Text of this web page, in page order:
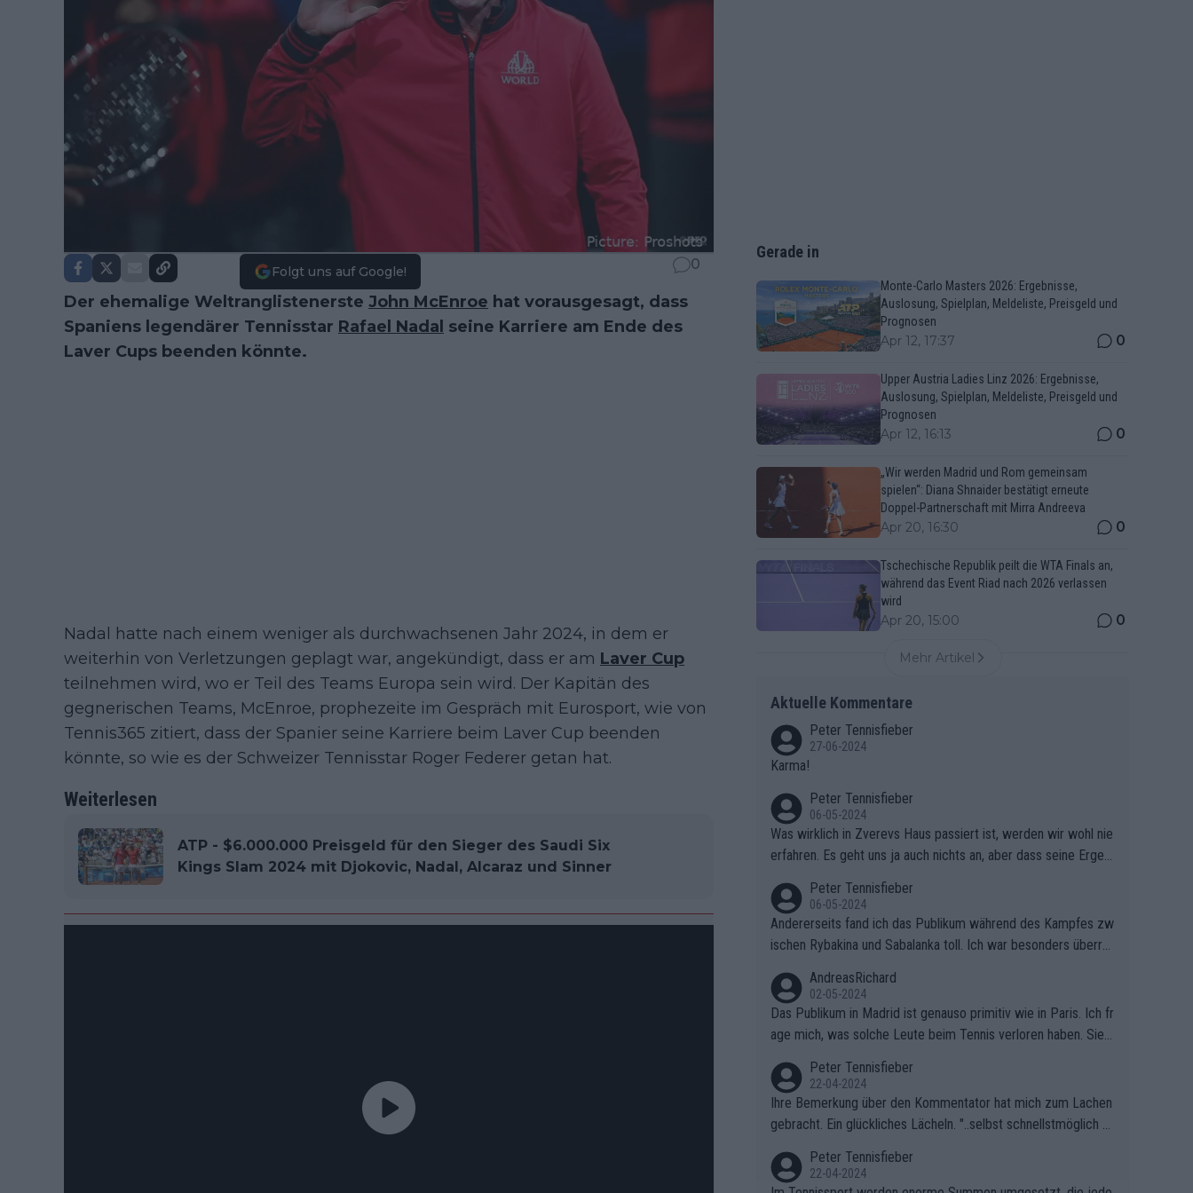
Folgt uns auf Google! 0
Der ehemalige Weltranglistenerste John McEnroe hat vorausgesagt, dass
Spaniens legendärer Tennisstar Rafael Nadal seine Karriere am Ende des
Laver Cups beenden könnte.
Nadal hatte nach einem weniger als durchwachsenen Jahr 2024, in dem er
weiterhin von Verletzungen geplagt war, angekündigt, dass er am Laver Cup
teilnehmen wird, wo er Teil des Teams Europa sein wird. Der Kapitän des
gegnerischen Teams, McEnroe, prophezeite im Gespräch mit Eurosport, wie von
Tennis365 zitiert, dass der Spanier seine Karriere beim Laver Cup beenden
könnte, so wie es der Schweizer Tennisstar Roger Federer getan hat.
Weiterlesen
ATP - $6.000.000 Preisgeld für den Sieger des Saudi Six
Kings Slam 2024 mit Djokovic, Nadal, Alcaraz und Sinner
Gerade in
Monte-Carlo Masters 2026: Ergebnisse,
Auslosung, Spielplan, Meldeliste, Preisgeld und
Prognosen
Apr 12, 17:37 0
Upper Austria Ladies Linz 2026: Ergebnisse,
Auslosung, Spielplan, Meldeliste, Preisgeld und
Prognosen
Apr 12, 16:13 0
„Wir werden Madrid und Rom gemeinsam
spielen“: Diana Shnaider bestätigt erneute
Doppel-Partnerschaft mit Mirra Andreeva
Apr 20, 16:30 0
Tschechische Republik peilt die WTA Finals an,
während das Event Riad nach 2026 verlassen
wird
Apr 20, 15:00 0
Mehr Artikel
Aktuelle Kommentare
Peter Tennisfieber
27-06-2024
Karma!
Peter Tennisfieber
06-05-2024
Was wirklich in Zverevs Haus passiert ist, werden wir wohl nie
erfahren. Es geht uns ja auch nichts an, aber dass seine Ergeb
Peter Tennisfieber
06-05-2024
Andererseits fand ich das Publikum während des Kampfes zw
ischen Rybakina und Sabalanka toll. Ich war besonders überras
AndreasRichard
02-05-2024
Das Publikum in Madrid ist genauso primitiv wie in Paris. Ich fr
age mich, was solche Leute beim Tennis verloren haben. Sie s
ben.
Peter Tennisfieber
22-04-2024
Ihre Bemerkung über den Kommentator hat mich zum Lachen
gebracht. Ein glückliches Lächeln. "..selbst schnellstmöglich na
Peter Tennisfieber
22-04-2024